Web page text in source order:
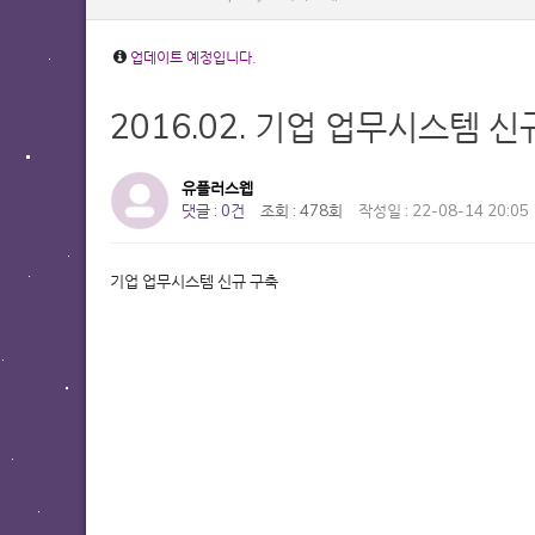
업데이트 예정입니다.
2016.02. 기업 업무시스템 신
유플러스웹
댓글 : 0건
조회 : 478회 작성일 : 22-08-14 20:05
기업 업무시스템 신규 구축